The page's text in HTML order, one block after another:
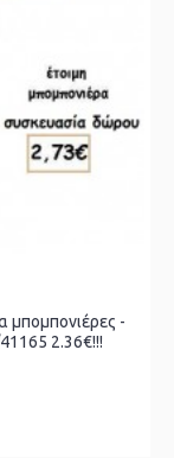
-
2.36€!!!